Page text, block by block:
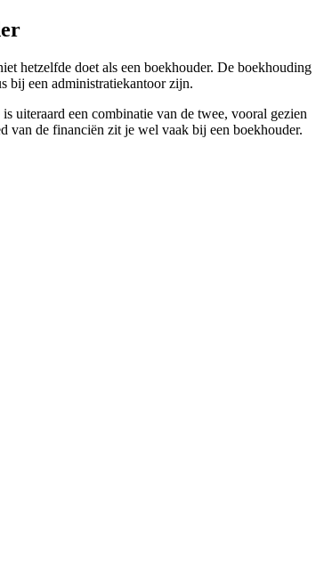
hetzelfde doet als een boekhouder. De boekhouding
bij een administratiekantoor zijn.
uiteraard een combinatie van de twee, vooral gezien
van de financiën zit je wel vaak bij een boekhouder.